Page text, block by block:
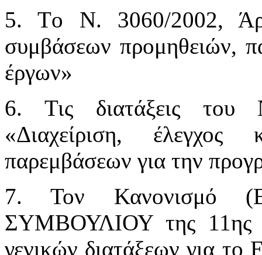
5. Tο Ν. 3060/2002,
συμβάσεων προμηθειών,
έργων»
6. Τις διατάξεις
«Διαχείριση,
παρεμβάσεων για την
7. Τον Κανονισμό
ΣΥΜΒΟΥΛΙΟΥ της 11ης
γενικών διατάξεων για το